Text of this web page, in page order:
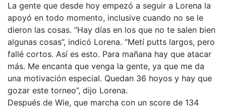
La gente que desde hoy empezó a seguir a Lorena la
apoyó en todo momento, inclusive cuando no se le
dieron las cosas. “Hay días en los que no te salen bien
algunas cosas”, indicó Lorena. “Metí putts largos, pero
fallé cortos. Así es esto. Para mañana hay que atacar
más. Me encanta que venga la gente, ya que me da
una motivación especial. Quedan 36 hoyos y hay que
gozar este torneo”, dijo Lorena.
Después de Wie, que marcha con un score de 134